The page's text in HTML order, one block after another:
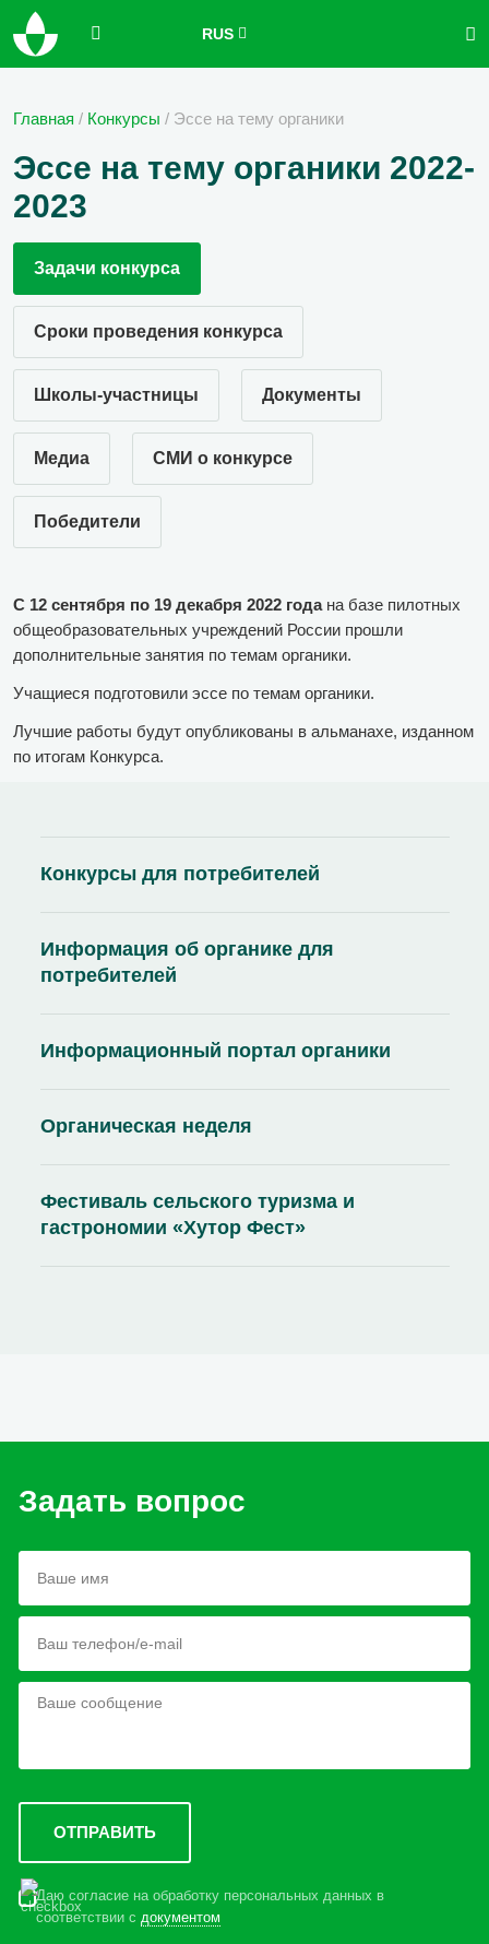
RUS
Главная / Конкурсы / Эссе на тему органики
Эссе на тему органики 2022-
2023
Задачи конкурса
Сроки проведения конкурса
Школы-участницы Документы
Медиа СМИ о конкурсе
Победители
С 12 сентября по 19 декабря 2022 годана базе пилотных
общеобразовательных учреждений России прошли
дополнительные занятия по темам органики.
Учащиеся подготовили эссе по темам органики.
Лучшие работы будут опубликованы в альманахе, изданном
по итогам Конкурса.
Конкурсы для потребителей
Информация об органике для
потребителей
Информационный портал органики
Органическая неделя
Фестиваль сельского туризма и
гастрономии «Хутор Фест»
Задать вопрос
Даю согласие на обработку персональных данных в
соответствии с документом